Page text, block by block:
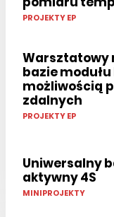
PROJEKTY EP
Warsztatowy
bazie modułu
możliwością
zdalnych
PROJEKTY EP
Uniwersalny
aktywny 4S
MINIPROJEKTY